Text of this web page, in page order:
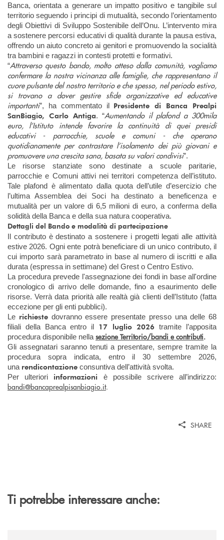
Banca, orientata a generare un impatto positivo e tangibile sul
territorio seguendo i principi di mutualità, secondo l’orientamento
degli Obiettivi di Sviluppo Sostenibile dell’Onu. L’intervento mira
a sostenere percorsi educativi di qualità durante la pausa estiva,
offrendo un aiuto concreto ai genitori e promuovendo la socialità
tra bambini e ragazzi in contesti protetti e formativi.
“Attraverso questo bando, molto atteso dalla comunità, vogliamo
confermare la nostra vicinanza alle famiglie, che rappresentano il
cuore pulsante del nostro territorio e che spesso, nel periodo estivo,
si trovano a dover gestire sfide organizzative ed educative
importanti”, ha commentato il Presidente di Banca Prealpi
SanBiagio, Carlo Antiga. “Aumentando il plafond a 300mila
euro, l’Istituto intende favorire la continuità di quei presidi
educativi - parrocchie, scuole e comuni - che operano
quotidianamente per contrastare l’isolamento dei più giovani e
promuovere una crescita sana, basata su valori condivisi”.
Le risorse stanziate sono destinate a scuole paritarie,
parrocchie e Comuni attivi nei territori competenza dell’istituto.
Tale plafond è alimentato dalla quota dell’utile d’esercizio che
l’ultima Assemblea dei Soci ha destinato a beneficenza e
mutualità per un valore di 6,5 milioni di euro, a conferma della
solidità della Banca e della sua natura cooperativa.
Dettagli del Bando e modalità di partecipazione
Il contributo è destinato a sostenere i progetti legati alle attività
estive 2026. Ogni ente potrà beneficiare di un unico contributo, il
cui importo sarà parametrato in base al numero di iscritti e alla
durata (espressa in settimane) del Grest o Centro Estivo.
La procedura prevede l'assegnazione dei fondi in base all'ordine
cronologico di arrivo delle domande, fino a esaurimento delle
risorse. Verrà data priorità alle realtà già clienti dell’Istituto (fatta
eccezione per gli enti pubblici).
Le richiestedovranno essere presentate presso una delle 68
filiali della Banca entro il 17 luglio 2026 tramite l’apposita
procedura disponibile nella sezione Territorio/bandi e contributi.
Gli assegnatari saranno tenuti a presentare, sempre tramite la
procedura sopra indicata, entro il 30 settembre 2026,
una rendicontazione consuntiva dell’attività svolta.
Per ulteriori informazioni è possibile scrivere all’indirizzo:
bandi@bancaprealpisanbiagio.it.
SHARE
Ti potrebbe interessare anche: